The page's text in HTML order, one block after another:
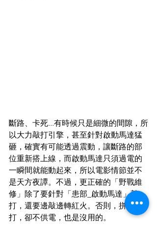
斷路、卡死...有時候只是細微的間隙，所
以大力敲打引擎，甚至針對啟動馬達猛
砸，確實有可能透過震動，讓斷路的部
位重新搭上線，而啟動馬達只須過電的
一瞬間就能動起來，所以電影情節並不
是天方夜譚。不過，更正確的「野戰維
修」除了要針對「患部_啟動馬達」敲
打，還要邊敲邊轉紅火。否則，拼命敲
打，卻不供電，也是沒用的。